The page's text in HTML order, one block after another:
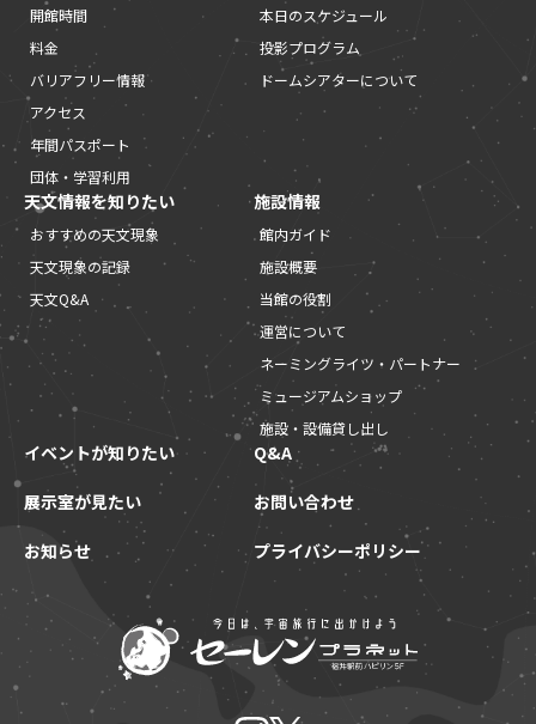
開館時間
料金
バリアフリー情報
アクセス
年間パスポート
団体・学習利用
本日のスケジュール
投影プログラム
ドームシアターについて
天文情報を知りたい
おすすめの天文現象
天文現象の記録
天文Q&A
施設情報
館内ガイド
施設概要
当館の役割
運営について
ネーミングライツ・パートナー
ミュージアムショップ
施設・設備貸し出し
イベントが知りたい
展示室が見たい
お知らせ
Q&A
お問い合わせ
プライバシーポリシー